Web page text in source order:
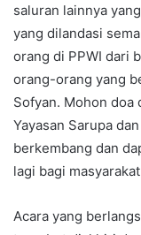
saluran lainnya
yang dilandasi
orang di PPWI dari
orang-orang yang
Sofyan. Mohon doa
Yayasan Sarupa
berkembang dan
lagi bagi
Acara yang